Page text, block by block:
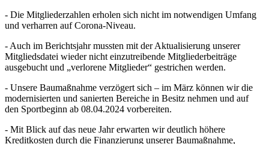
- Die Mitgliederzahlen erholen sich nicht im notwendigen Umfang
und verharren auf Corona-Niveau.
- Auch im Berichtsjahr mussten mit der Aktualisierung unserer
Mitgliedsdatei wieder nicht einzutreibende Mitgliederbeiträge
ausgebucht und „verlorene Mitglieder“ gestrichen werden.
- Unsere Baumaßnahme verzögert sich – im März können wir die
modernisierten und sanierten Bereiche in Besitz nehmen und auf
den Sportbeginn ab 08.04.2024 vorbereiten.
- Mit Blick auf das neue Jahr erwarten wir deutlich höhere
Kreditkosten durch die Finanzierung unserer Baumaßnahme,